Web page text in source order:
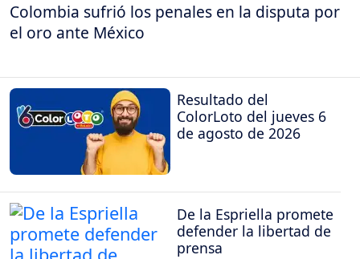
Colombia sufrió los penales en la disputa por
el oro ante México
Resultado del
ColorLoto del jueves 6
de agosto de 2026
De la Espriella promete
defender la libertad de
prensa